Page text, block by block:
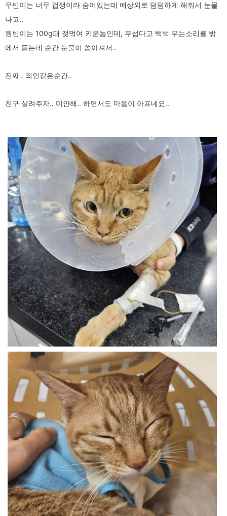
우빈이는 너무 겁쟁이라 숨어있는데 예상외로 덤덤하게 해줘서 눈물
나고..
원빈이는 100g때 젖먹여 키운놈인데, 무섭다고 빽빽 우는소리를 밖
에서 듣는데 순간 눈물이 쏟아져서..
진짜.. 죄인같은순간..
친구 살려주자.. 미안해.. 하면서도 마음이 아프네요..